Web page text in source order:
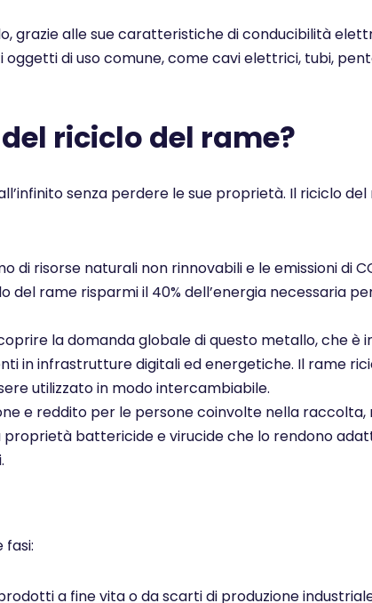
grazie alle sue caratteristiche di conducibilità
di uso comune, come cavi elettrici, tubi,
riciclo del rame?
senza perdere le sue proprietà. Il riciclo
di risorse naturali non rinnovabili e le emissioni di
del rame risparmi il 40% dell’energia necessaria
la domanda globale di questo metallo, che
in infrastrutture digitali ed energetiche. Il rame
utilizzato in modo intercambiabile.
e reddito per le persone coinvolte nella
battericide e virucide che lo rendono
fasi:
a fine vita o da scarti di produzione